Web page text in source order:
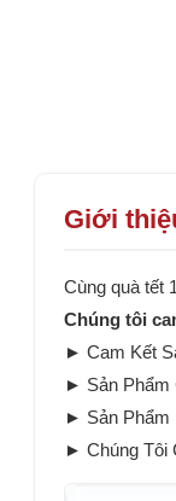
Giới
Cùng quà tết
Chúng tôi
► Cam Kết
► Sản Phẩm
► Sản Phẩm
► Chúng Tôi